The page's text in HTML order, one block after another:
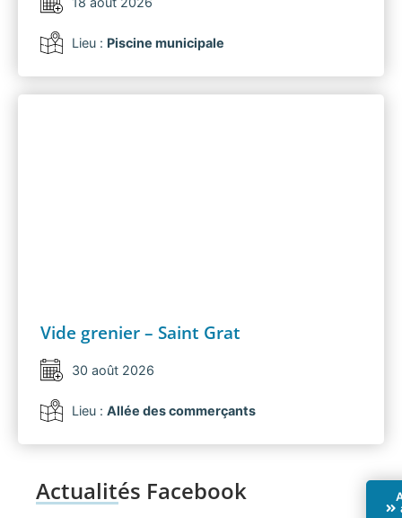
Lieu : Piscine municipale
Vide grenier – Saint Grat
30 août 2026
Lieu : Allée des commerçants
Actualités Facebook